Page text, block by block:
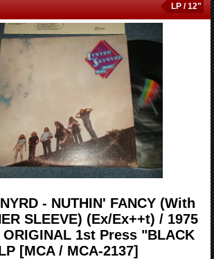
LP / 12"
- NUTHIN' FANCY (With
SLEEVE) (Ex/Ex++t) / 1975
ORIGINAL 1st Press "BLACK
[MCA / MCA-2137]